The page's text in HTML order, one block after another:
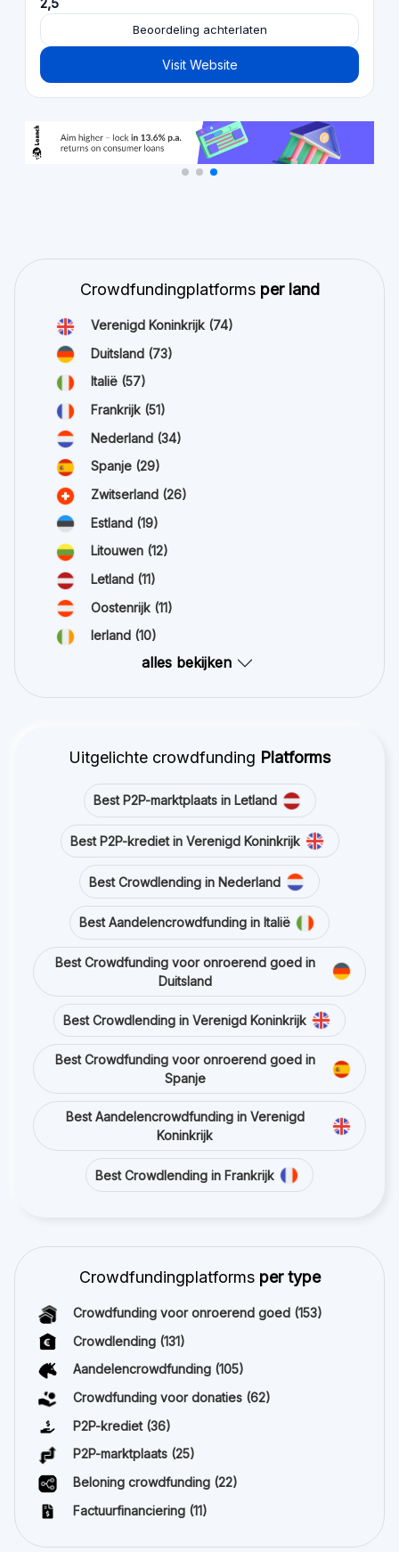
Beoordeling achterlaten
Visit Website
Crowdfundingplatforms per land
Verenigd Koninkrijk (74)
Duitsland (73)
Italië (57)
Frankrijk (51)
Nederland (34)
Spanje (29)
Zwitserland (26)
Estland (19)
Litouwen (12)
Letland (11)
Oostenrijk (11)
Ierland (10)
alles bekijken
Uitgelichte crowdfunding Platforms
Best P2P-marktplaats in Letland
Best P2P-krediet in Verenigd Koninkrijk
Best Crowdlending in Nederland
Best Aandelencrowdfunding in Italië
Best Crowdfunding voor onroerend goed in
Duitsland
Best Crowdlending in Verenigd Koninkrijk
Best Crowdfunding voor onroerend goed in
Spanje
Best Aandelencrowdfunding in Verenigd
Koninkrijk
Best Crowdlending in Frankrijk
Crowdfundingplatforms per type
Crowdfunding voor onroerend goed (153)
Crowdlending (131)
Aandelencrowdfunding (105)
Crowdfunding voor donaties (62)
P2P-krediet (36)
P2P-marktplaats (25)
Beloning crowdfunding (22)
Factuurfinanciering (11)